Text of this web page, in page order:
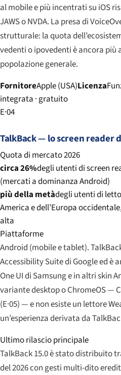
al mobile e più incentrati su iOS
JAWS o NVDA. La presa di
strutturale: la quota
vedenti o ipovedenti è ancora più
popolazione generale.
FornitoreApple (USA)Licenza
integrata · gratuito
E·04
TalkBack — lo screen reader
Quota di mercato 2026
circa 26%degli utenti di screen
(mercati a dominanza Android)
più della metàdegli utenti di
America e dell’Europa
alta
Piattaforme
Android (mobile e tablet).
Accessibility Suite di Google ed è
One UI di Samsung e in altri skin
variante desktop o ChromeOS —
(E·05) — e non esiste un lettore
un’esperienza derivata da
Ultimo rilascio principale
TalkBack 15.0 è stato distribuito
del 2026 con gesti multi-dito